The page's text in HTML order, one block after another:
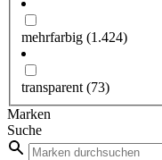
mehrfarbig (1.424)
transparent (73)
Marken
Suche